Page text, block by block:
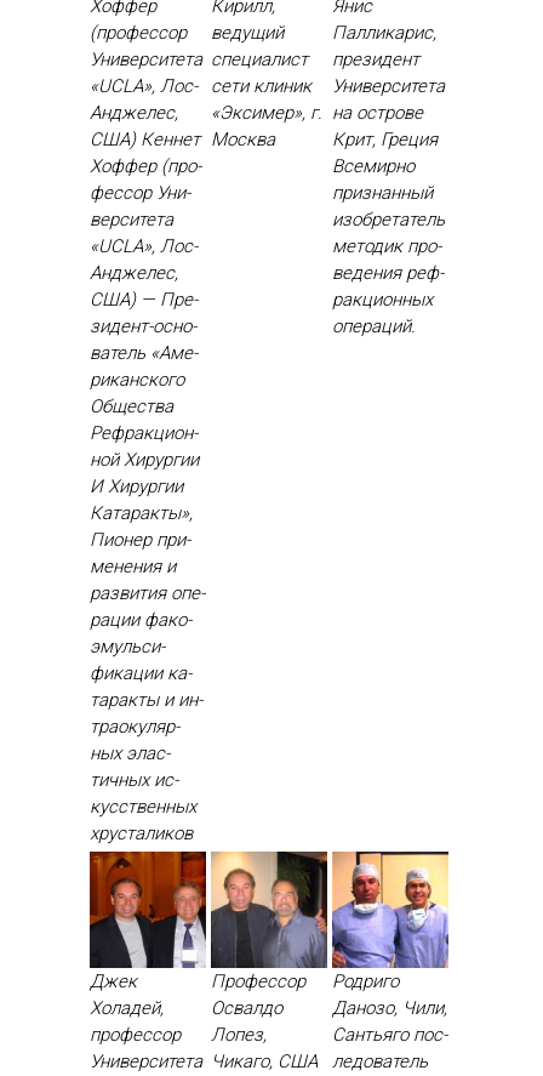
Хоффер
(профессор
Университета
«UCLA», Лос-
Анджелес,
США) Кен­нет
Хоф­фер (про­
фес­сор Уни­
вер­си­тета
«UCLA», Лос-
Ан­дже­лес,
США) — Пре­
зидент-ос­но­
ватель «Аме­
рикан­ско­го
Об­щес­тва
Реф­ракци­он­
ной Хи­рур­гии
И Хи­рур­гии
Ка­тарак­ты»,
Пи­онер при­
мене­ния и
раз­ви­тия опе­
рации фа­ко­
эмуль­си­
фика­ции ка­
тарак­ты и ин­
тра­оку­ляр­
ных элас­
тичных ис­
кусс­твен­ных
хрус­та­ликов
Кирилл,
ведущий
специалист
сети клиник
«Эксимер», г.
Москва
Янис
Палликарис,
президент
Университета
на острове
Крит, Греция
Все­мир­но
приз­нанный
изоб­ре­татель
ме­тодик про­
веде­ния реф­
ракци­он­ных
опе­раций.
Джек
Холадей,
профессор
Университета
Профессор
Освалдо
Лопез,
Чикаго, США
Родриго
Данозо, Чили,
Сантьяго пос­
ле­дова­тель